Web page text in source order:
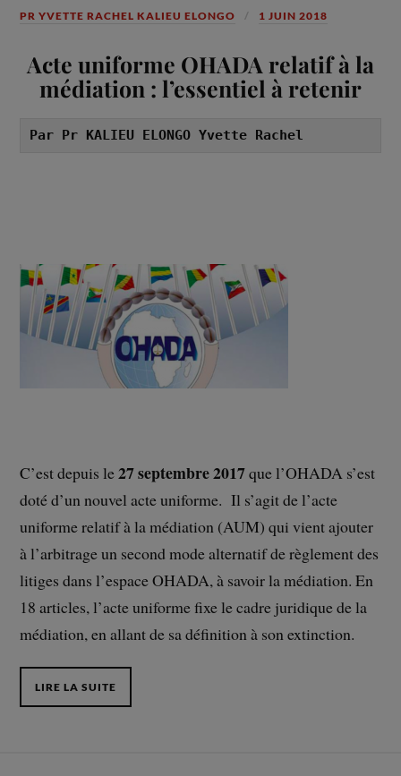
PR YVETTE RACHEL KALIEU ELONGO 1 JUIN 2018
Acte uniforme OHADA relatif à la
médiation : l’essentiel à retenir
Par Pr KALIEU ELONGO Yvette Rachel
C’est depuis le27 septembre 2017que l’OHADA s’est
doté d’un nouvel acte uniforme. Il s’agit de l’acte
uniforme relatif à la médiation (AUM) qui vient ajouter
à l’arbitrage un second mode alternatif de règlement des
litiges dans l’espace OHADA, à savoir la médiation. En
18 articles, l’acte uniforme fixe le cadre juridique de la
médiation, en allant de sa définition à son extinction.
LIRE LA SUITE